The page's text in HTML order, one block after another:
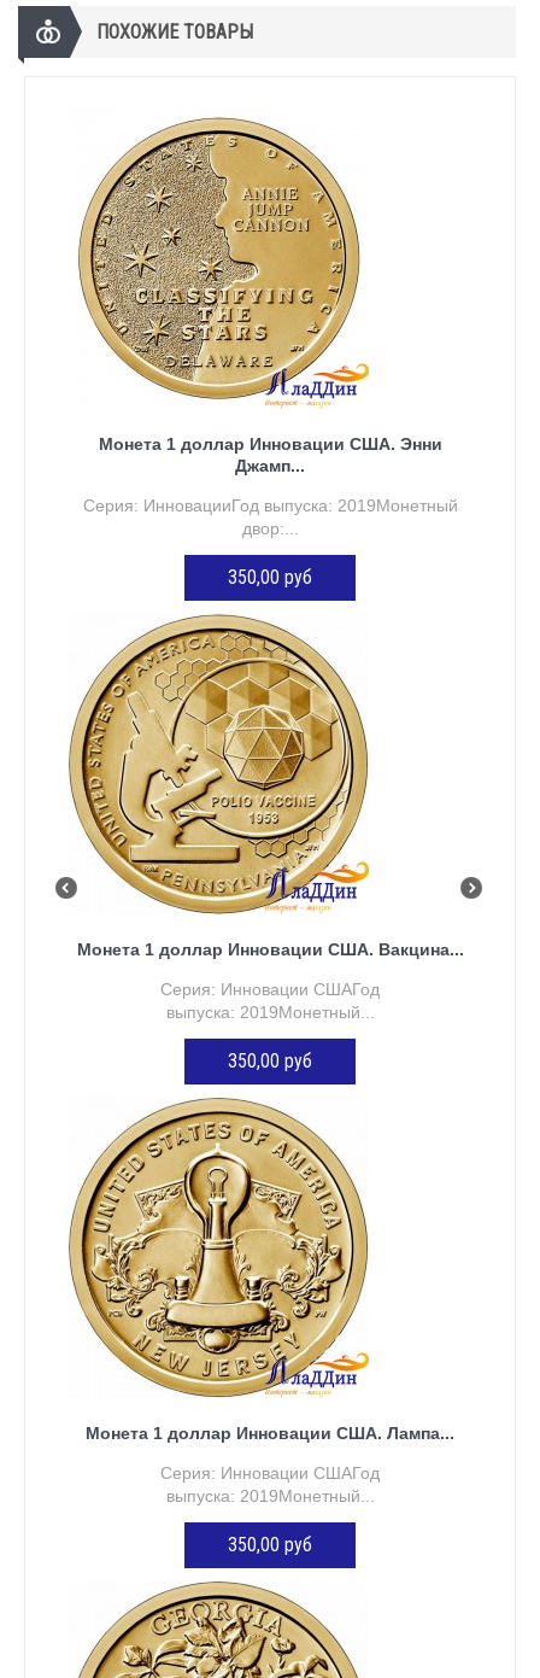
ПОХОЖИЕ ТОВАРЫ
Монета 1 доллар Инновации США. Энни
Джамп...
Серия: ИнновацииГод выпуска: 2019Монетный
двор:...
350,00 руб
ДОБАВИТЬ В КОРЗИНУ
Монета 1 доллар Инновации США. Вакцина...
Серия: Инновации СШАГод
выпуска: 2019Монетный...
350,00 руб
ДОБАВИТЬ В КОРЗИНУ
Монета 1 доллар Инновации США. Лампа...
Серия: Инновации СШАГод
выпуска: 2019Монетный...
350,00 руб
ДОБАВИТЬ В КОРЗИНУ